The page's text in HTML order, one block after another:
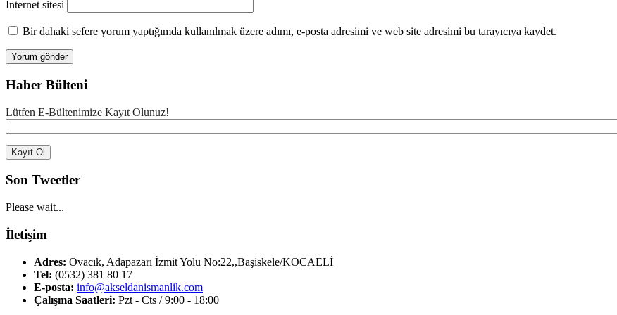
İnternet sitesi
Bir dahaki sefere yorum yaptığımda kullanılmak üzere adımı, e-posta adresimi ve web site adresimi bu tarayıcıya kaydet.
Haber Bülteni
Lütfen E-Bültenimize Kayıt Olunuz!
Son Tweetler
Please wait...
İletişim
Adres: Ovacık, Adapazarı İzmit Yolu No:22,,Başiskele/KOCAELİ
Tel: (0532) 381 80 17
E-posta: info@akseldanismanlik.com
Çalışma Saatleri: Pzt - Cts / 9:00 - 18:00